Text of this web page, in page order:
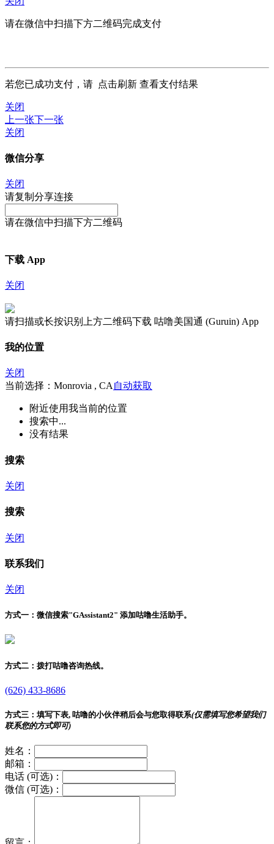
请在微信中扫描下方二维码完成支付
若您已成功支付，请 点击刷新 查看支付结果
关闭
上一张下一张
关闭
微信分享
关闭
请复制分享连接
请在微信中扫描下方二维码
下载 App
关闭
请扫描或长按识别上方二维码下载 咕噜美国通 (Guruin) App
我的位置
关闭
当前选择：Monrovia , CA自动获取
附近使用我当前的位置
搜索中...
没有结果
搜索
关闭
搜索
关闭
联系我们
关闭
方式一： 微信搜索"GAssistant2" 添加咕噜生活助手。
方式二： 拨打咕噜咨询热线。
(626) 433-8686
方式三： 填写下表, 咕噜的小伙伴稍后会与您取得联系(仅需填写您希望我们
联系您的方式即可)
姓名：
邮箱：
电话 (可选)：
微信 (可选)：